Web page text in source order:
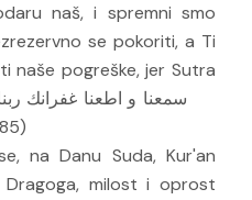
naš, i spremni smo
se pokoriti, a Ti
naše pogreške, jer Sutra
سمعنا و اطعنا غفرانك
na Danu Suda, Kur'an
milost i oprost